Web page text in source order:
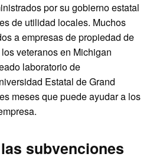
por su gobierno estatal
de utilidad locales. Muchos
a empresas de propiedad de
veteranos en Michigan
laboratorio de
Estatal de Grand
meses que puede ayudar a los
subvenciones